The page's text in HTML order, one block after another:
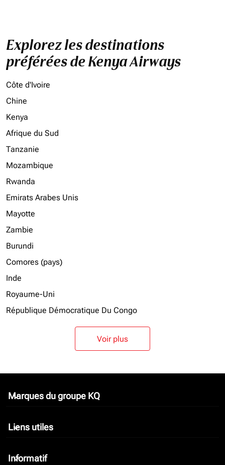
Explorez les destinations
préférées de Kenya Airways
Côte d'Ivoire
Chine
Kenya
Afrique du Sud
Tanzanie
Mozambique
Rwanda
Emirats Arabes Unis
Mayotte
Zambie
Burundi
Comores (pays)
Inde
Royaume-Uni
République Démocratique Du Congo
Voir plus
Marques du groupe KQ
keyboard_arrow_down
Liens utiles
keyboard_arrow_down
Informatif
keyboard_arrow_down